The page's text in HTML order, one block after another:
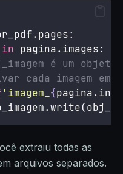
in pagina.images:
é um objeto
cada imagem em
'imagem_ {
extraiu todas as
arquivos separados.